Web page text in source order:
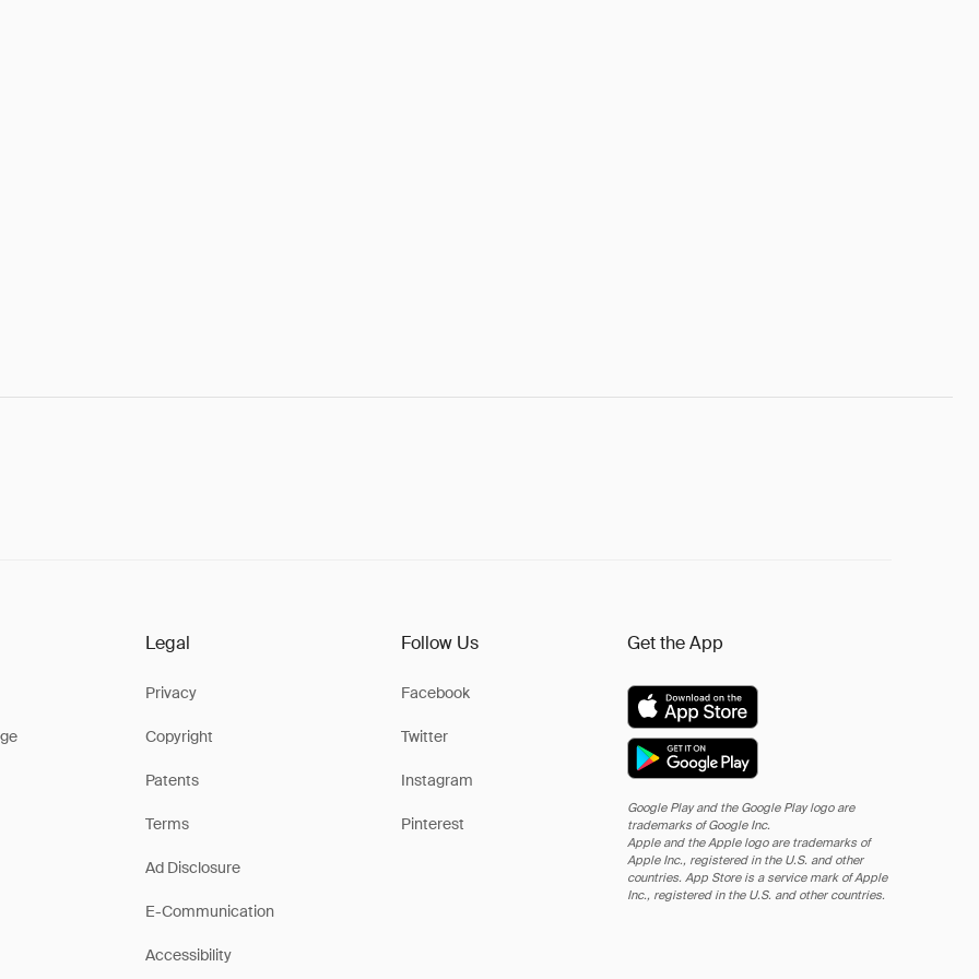
Legal
Privacy
Copyright
Patents
Terms
Ad Disclosure
E-Communication
Accessibility
Follow Us
Facebook
Twitter
Instagram
Pinterest
Get the App
Google Play and the Google Play logo are
trademarks of Google Inc.
Apple and the Apple logo are trademarks of
Apple Inc., registered in the U.S. and other
countries. App Store is a service mark of Apple
Inc., registered in the U.S. and other countries.